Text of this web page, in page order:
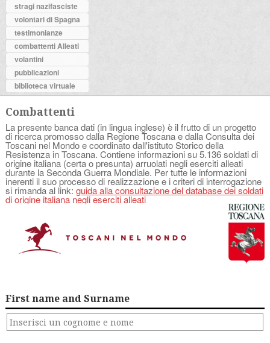
stragi nazifasciste
volontari di Spagna
testimonianze
combattenti Alleati
volantini
pubblicazioni
biblioteca virtuale
Combattenti
La presente banca dati (in lingua inglese) è il frutto di un progetto
di ricerca promosso dalla Regione Toscana e dalla Consulta dei
Toscani nel Mondo e coordinato dall'istituto Storico della
Resistenza in Toscana. Contiene informazioni su 5.136 soldati di
origine italiana (certa o presunta) arruolati negli eserciti alleati
durante la Seconda Guerra Mondiale. Per tutte le informazioni
inerenti il suo processo di realizzazione e i criteri di interrogazione
si rimanda al link: guida alla consultazione del database dei soldati
di origine italiana negli eserciti alleati
First name and Surname